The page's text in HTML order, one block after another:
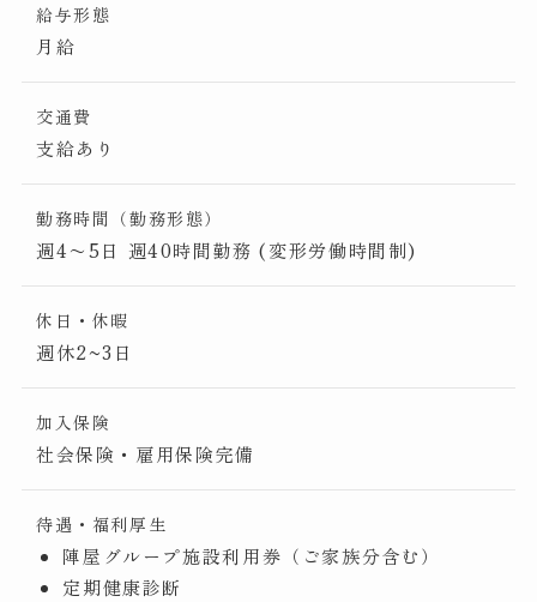
給与形態
月給
交通費
支給あり
勤務時間（勤務形態）
週4〜5日 週40時間勤務 (変形労働時間制)
休日・休暇
週休2~3日
加入保険
社会保険・雇用保険完備
待遇・福利厚生
陣屋グループ施設利用券（ご家族分含む）
定期健康診断